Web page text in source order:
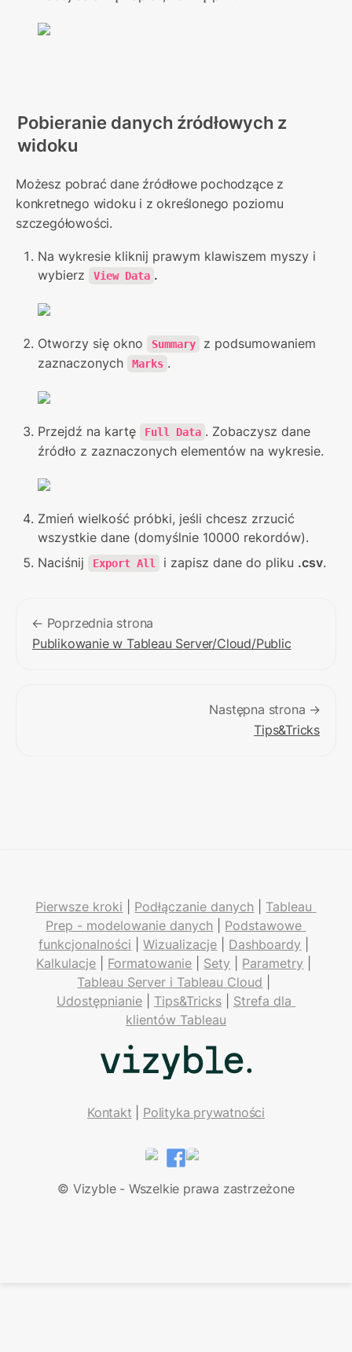
Pobieranie danych źródłowych z
widoku
Możesz pobrać dane źródłowe pochodzące z
konkretnego widoku i z określonego poziomu
szczegółowości.
Na wykresie kliknij prawym klawiszem myszy i
wybierz
View Data .
Otworzy się okno Summary
z podsumowaniem
zaznaczonych
Marks .
Przejdź na kartę Full Data . Zobaczysz dane
źródło z zaznaczonych elementów na wykresie.
Zmień wielkość próbki, jeśli chcesz zrzucić
wszystkie dane (domyślnie 10000 rekordów).
Naciśnij
Export All i zapisz dane do pliku .csv.
← Poprzednia strona
Publikowanie w Tableau Server/Cloud/Public
Następna strona →
Tips&Tricks
Pierwsze kroki Podłączanie danych
Tableau
Prep - modelowanie danych
Podstawowe
funkcjonalności | Wizualizacje Dashboardy
Kalkulacje
Formatowanie Sety Parametry
Tableau Server i Tableau Cloud
Udostępnianie | Tips&Tricks | Strefa dla
klientów Tableau
Kontakt Polityka prywatności
LinkedInFacebook
© Vizyble - Wszelkie prawa zastrzeżone